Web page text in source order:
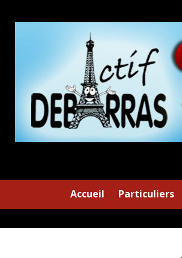
Accueil Particuliers